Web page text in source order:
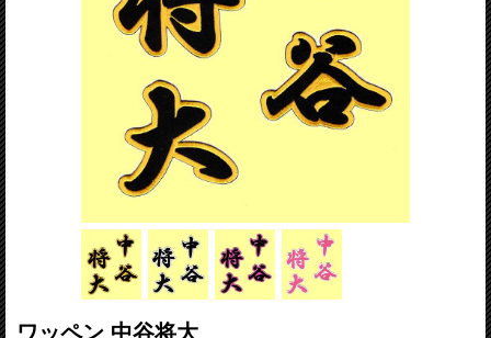
ワッペン 中谷将大